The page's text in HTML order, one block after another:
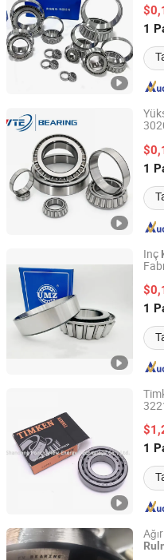
1
Shandong, China
1
Shandong Ante Bearing
Shandong, China
Inç
1
Shandong Meizhou
Shandong, China
1
Shandong Ponchi New
Shandong, China
LUOYANG WEIKE